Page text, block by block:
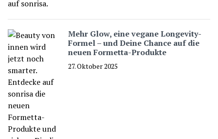
Mehr Glow, eine vegane Longevity-
Formel – und Deine Chance auf die
neuen Formetta-Produkte
27. Oktober 2025